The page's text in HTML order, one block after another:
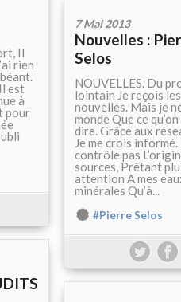
Il
rien
est
à
pour
7 Mai 2013
Nouvelles :
Selos
NOUVELLES. Du
lointain Je reçois les
nouvelles. Mais je
monde Que ce qu’on
dire. Grâce aux
Je me crois informé.
contrôle pas
sources, Prêtant
attention A mes
minérales Qu’à...
#Pierre Selos